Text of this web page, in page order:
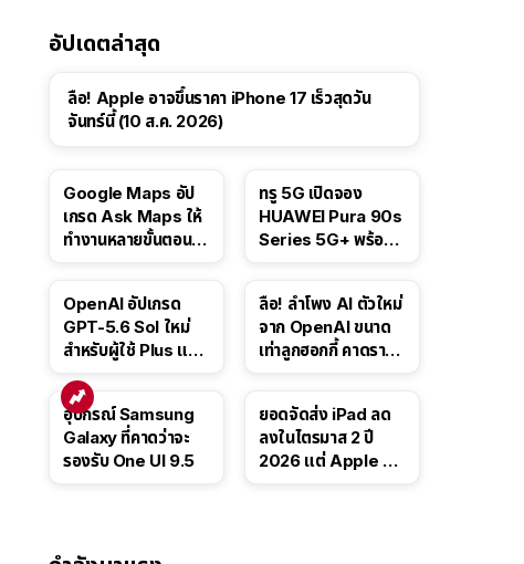
อัปเดตล่าสุด
ลือ! Apple อาจขึ้นราคา iPhone 17 เร็วสุดวัน
จันทร์นี้ (10 ส.ค. 2026)
Google Maps อัป
เกรด Ask Maps ให้
ทำงานหลายขั้นตอนได้
สาธารณะ
ทรู 5G เปิดจอง
HUAWEI Pura 90s
Series 5G+ พร้อม
OpenAI อัปเกรด
GPT-5.6 Sol ใหม่
สำหรับผู้ใช้ Plus และ
5.6 Luna ให้ผู้ใช้ฟรี
ลือ! ลำโพง AI ตัวใหม่
จาก OpenAI ขนาด
เท่าลูกฮอกกี้ คาดราคา
อุปกรณ์ Samsung
Galaxy ที่คาดว่าจะ
รองรับ One UI 9.5
ยอดจัดส่ง iPad ลด
ลงในไตรมาส 2 ปี
2026 แต่ Apple ยัง